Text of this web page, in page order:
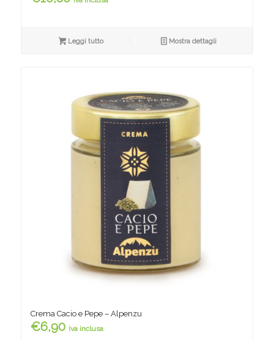
Leggi tutto Mostra dettagli
Crema Cacio e Pepe – Alpenzu
€6,90 iva inclusa